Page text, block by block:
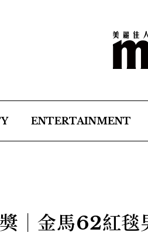
ENTERTAINMENT
｜金馬62紅毯